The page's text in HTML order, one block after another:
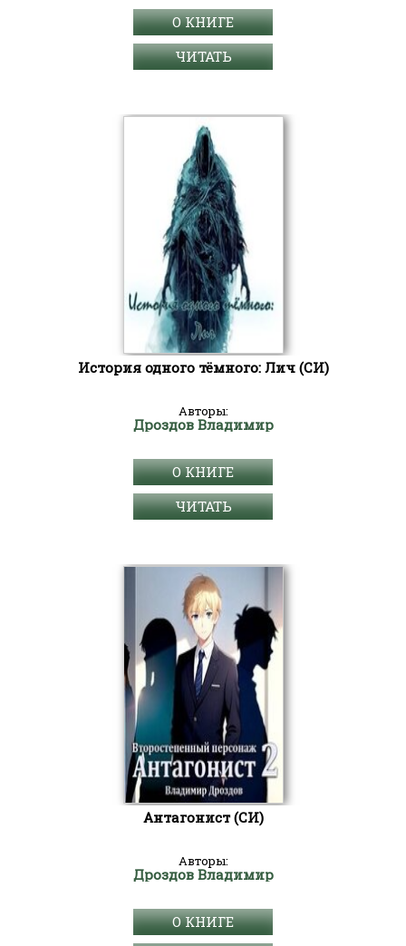
О КНИГЕ
ЧИТАТЬ
История одного тёмного: Лич (СИ)
Авторы:
Дроздов Владимир
О КНИГЕ
ЧИТАТЬ
Антагонист (СИ)
Авторы:
Дроздов Владимир
О КНИГЕ